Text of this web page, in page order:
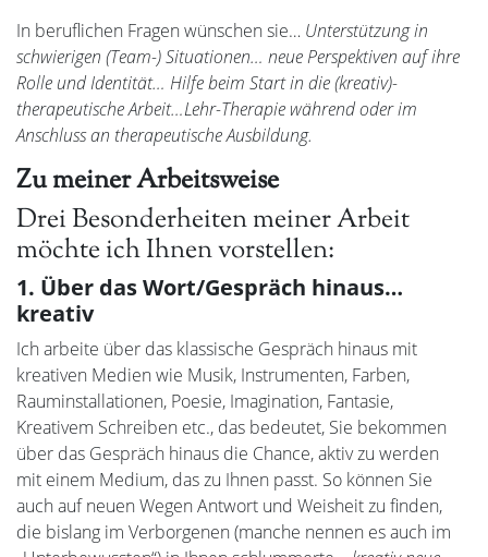
In beruflichen Fragen wünschen sie… Unterstützung in
schwierigen (Team-) Situationen… neue Perspektiven auf ihre
Rolle und Identität… Hilfe beim Start in die (kreativ)-
therapeutische Arbeit…Lehr-Therapie während oder im
Anschluss an therapeutische Ausbildung.
Zu meiner Arbeitsweise
Drei Besonderheiten meiner Arbeit
möchte ich Ihnen vorstellen:
1. Über das Wort/Gespräch hinaus…
kreativ
Ich arbeite über das klassische Gespräch hinaus mit
kreativen Medien wie Musik, Instrumenten, Farben,
Rauminstallationen, Poesie, Imagination, Fantasie,
Kreativem Schreiben etc., das bedeutet, Sie bekommen
über das Gespräch hinaus die Chance, aktiv zu werden
mit einem Medium, das zu Ihnen passt. So können Sie
auch auf neuen Wegen Antwort und Weisheit zu finden,
die bislang im Verborgenen (manche nennen es auch im